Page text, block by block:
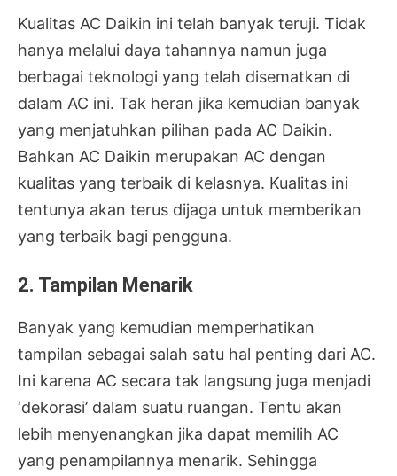
Kualitas AC Daikin ini telah banyak teruji. Tidak
hanya melalui daya tahannya namun juga
berbagai teknologi yang telah disematkan di
dalam AC ini. Tak heran jika kemudian banyak
yang menjatuhkan pilihan pada AC Daikin.
Bahkan AC Daikin merupakan AC dengan
kualitas yang terbaik di kelasnya. Kualitas ini
tentunya akan terus dijaga untuk memberikan
yang terbaik bagi pengguna.
2. Tampilan Menarik
Banyak yang kemudian memperhatikan
tampilan sebagai salah satu hal penting dari AC.
Ini karena AC secara tak langsung juga menjadi
‘dekorasi’ dalam suatu ruangan. Tentu akan
lebih menyenangkan jika dapat memilih AC
yang penampilannya menarik. Sehingga